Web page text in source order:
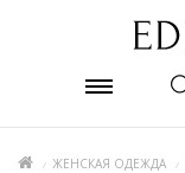
ЖЕНСКАЯ ОДЕЖДА